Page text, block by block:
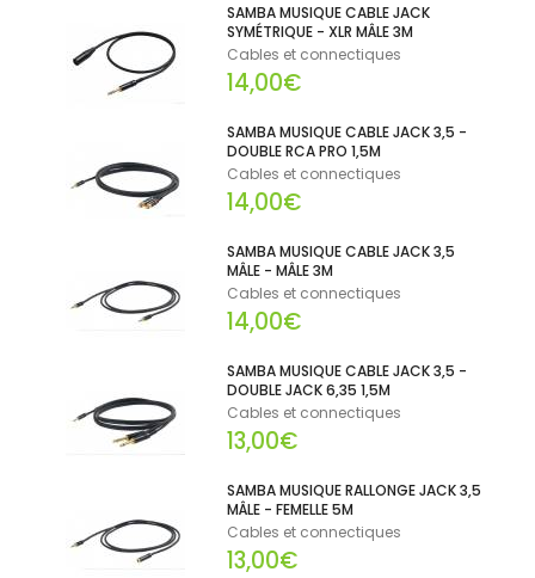
SAMBA MUSIQUE CABLE JACK
SYMÉTRIQUE - XLR MÂLE 3M
Cables et connectiques
14,00€
SAMBA MUSIQUE CABLE JACK 3,5 -
DOUBLE RCA PRO 1,5M
Cables et connectiques
14,00€
SAMBA MUSIQUE CABLE JACK 3,5
MÂLE - MÂLE 3M
Cables et connectiques
14,00€
SAMBA MUSIQUE CABLE JACK 3,5 -
DOUBLE JACK 6,35 1,5M
Cables et connectiques
13,00€
SAMBA MUSIQUE RALLONGE JACK 3,5
MÂLE - FEMELLE 5M
Cables et connectiques
13,00€